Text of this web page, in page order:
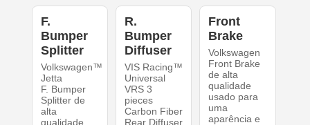
F.
Bumper
Splitter
Volkswagen™
Jetta
F. Bumper
Splitter de
alta
qualidade
R.
Bumper
Diffuser
VIS Racing™
Universal
VRS 3
pieces
Carbon Fiber
Rear Diffuser
Front
Brake
Volkswagen
Front Brake
de alta
qualidade
usado para
uma
aparência e